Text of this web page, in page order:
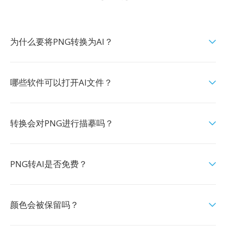
为什么要将PNG转换为AI？
哪些软件可以打开AI文件？
转换会对PNG进行描摹吗？
PNG转AI是否免费？
颜色会被保留吗？